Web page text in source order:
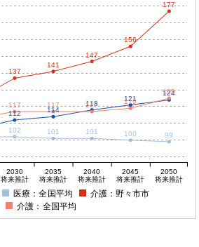
112 114
118
121
124
102 101 101 100 99
137
141
147
156
177
117 117 117 119
125
2030
将来推計
2035
将来推計
2040
将来推計
2045
将来推計
2050
将来推計
医療：全国平均
介護：野々市市
介護：全国平均